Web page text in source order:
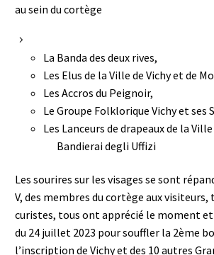
au sein du cortège
La Banda des deux rives,
Les Elus de la Ville de Vichy et de
Les Accros du Peignoir,
Le Groupe Folklorique Vichy et ses
Les Lanceurs de drapeaux de la
Bandierai degli Uffizi
Les sourires sur les visages se sont
V, des membres du cortège aux
curistes, tous ont apprécié le moment
du 24 juillet 2023 pour souffler la 2ème
l’inscription de Vichy et des 10 autres